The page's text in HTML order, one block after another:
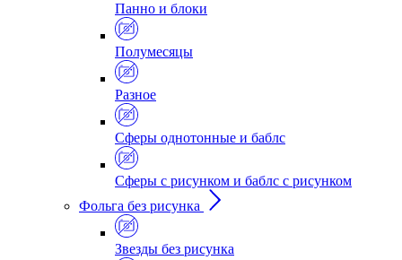
Панно и блоки
Полумесяцы
Разное
Сферы однотонные и баблс
Сферы с рисунком и баблс с рисунком
Фольга без рисунка
Звезды без рисунка